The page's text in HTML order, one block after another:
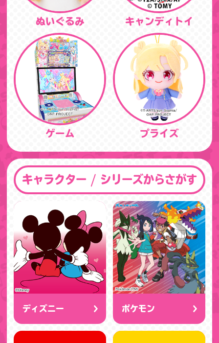
ぬいぐるみ キャンディトイ
ゲーム プライズ
キャラクター / シリーズからさがす
ディズニー ポケモン